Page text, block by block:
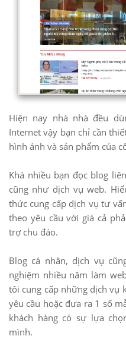
Hiện nay nhà nhà đều
Internet vậy bạn chỉ cần
hình ảnh và sản phẩm của
Khá nhiều bạn đọc blog
cũng như dịch vụ web.
thức cung cấp dịch vụ tư
theo yêu cầu với giá cả
trợ chu đáo.
Blog cá nhân, dịch vụ
nghiệm nhiều năm làm
tôi cung cấp những dịch vụ
yêu cầu hoặc đưa ra 1 số
khách hàng có sự lựa
mình.